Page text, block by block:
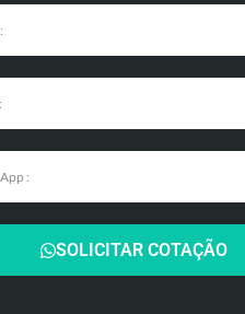
SOLICITAR COTAÇÃO